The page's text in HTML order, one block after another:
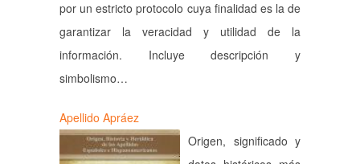
por un estricto protocolo cuya finalidad es la de
garantizar la veracidad y utilidad de la
información. Incluye descripción y
simbolismo…
Apellido Apráez
Origen, significado y